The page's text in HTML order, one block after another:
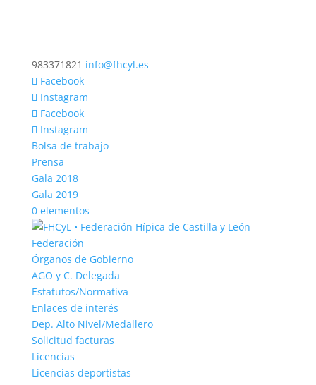
983371821 info@fhcyl.es
Facebook
Instagram
Facebook
Instagram
Bolsa de trabajo
Prensa
Gala 2018
Gala 2019
0 elementos
Federación
Órganos de Gobierno
AGO y C. Delegada
Estatutos/Normativa
Enlaces de interés
Dep. Alto Nivel/Medallero
Solicitud facturas
Licencias
Licencias deportistas